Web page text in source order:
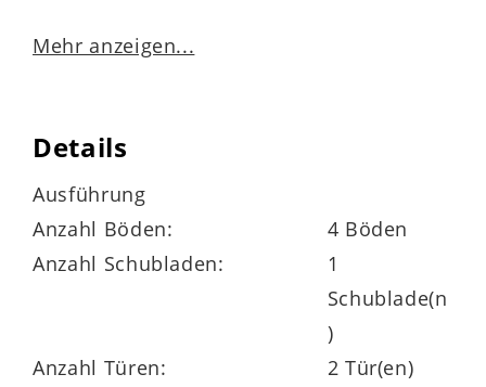
Kleiderschrank natürlichen Charme,
Ausstrahlung der dunklen Akzente. Die
bringen warmes, einladendes Flair in den
Raum. Ebenfalls in Anthrazit gehaltene
Griffleisten runden das Design des
Mehr anzeigen...
Details
Ausführung
Anzahl Böden:
4 Böden
Anzahl Schubladen:
1
Schublade(n
)
Anzahl Türen:
2 Tür(en)